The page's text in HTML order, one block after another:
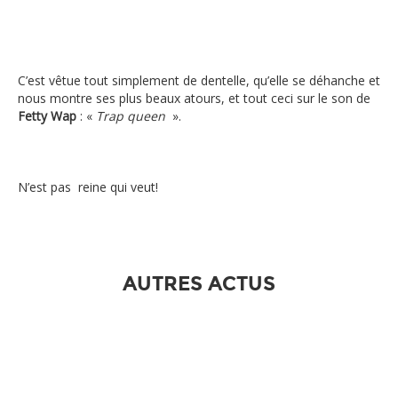
C’est vêtue tout simplement de dentelle, qu’elle se déhanche et
nous montre ses plus beaux atours, et tout ceci sur le son de
Fetty Wap : « Trap queen ».
N’est pas reine qui veut!
AUTRES ACTUS